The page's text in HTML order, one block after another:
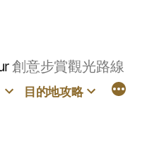
創意步賞觀光路線
目的地攻略